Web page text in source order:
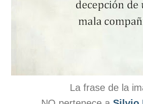
La frase de la